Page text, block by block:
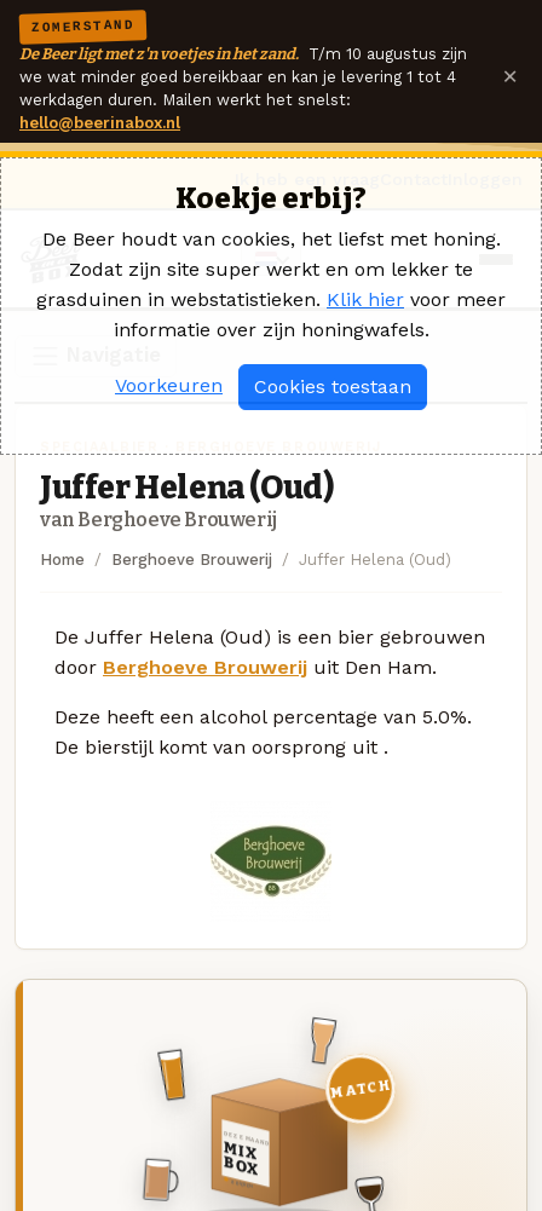
ZOMERSTAND
De Beer ligt met z'n voetjes in het zand. T/m 10 augustus zijn
we wat minder goed bereikbaar en kan je levering 1 tot 4
werkdagen duren. Mailen werkt het snelst:
hello@beerinabox.nl
×
Juffer Helena (Oud)
van Berghoeve Brouwerij
Home Berghoeve Brouwerij Juffer Helena (Oud)
De Juffer Helena (Oud) is een bier gebrouwen
door Berghoeve Brouwerij uit Den Ham.
Deze heeft een alcohol percentage van 5.0%.
De bierstijl komt van oorsprong uit .
DEZE MAAND
MIX
BOX
8 BIEREN
MATCH
Koekje erbij?
De Beer houdt van cookies, het liefst met honing.
Zodat zijn site super werkt en om lekker te
grasduinen in webstatistieken. Klik hier voor meer
informatie over zijn honingwafels.
Voorkeuren Cookies toestaan